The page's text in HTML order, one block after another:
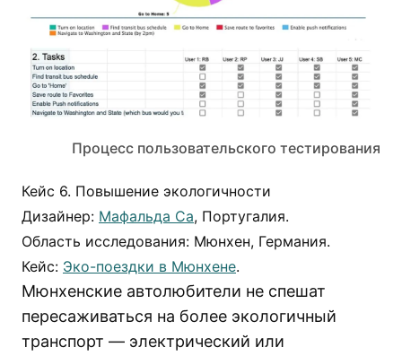
Процесс пользовательского тестирования
Кейс 6. Повышение экологичности
Дизайнер: Мафальда Са, Португалия.
Область исследования: Мюнхен, Германия.
Кейс: Эко-поездки в Мюнхене.
Мюнхенские автолюбители не спешат
пересаживаться на более экологичный
транспорт — электрический или